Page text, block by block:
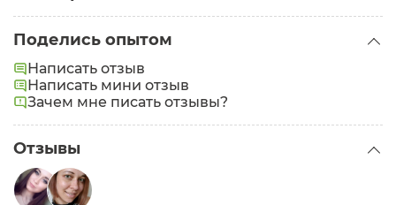
Поделись опытом
Написать отзыв
Написать мини отзыв
Зачем мне писать отзывы?
Отзывы